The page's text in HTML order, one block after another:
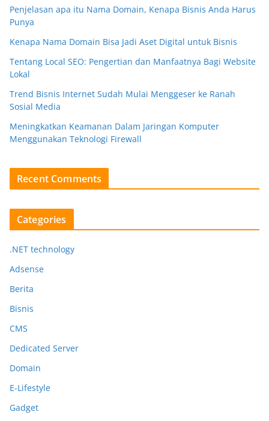
Penjelasan apa itu Nama Domain, Kenapa Bisnis Anda Harus
Punya
Kenapa Nama Domain Bisa Jadi Aset Digital untuk Bisnis
Tentang Local SEO: Pengertian dan Manfaatnya Bagi Website
Lokal
Trend Bisnis Internet Sudah Mulai Menggeser ke Ranah
Sosial Media
Meningkatkan Keamanan Dalam Jaringan Komputer
Menggunakan Teknologi Firewall
Recent Comments
Categories
.NET technology
Adsense
Berita
Bisnis
CMS
Dedicated Server
Domain
E-Lifestyle
Gadget